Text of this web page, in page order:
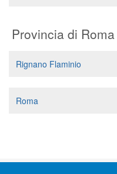
Provincia di Roma
Rignano Flaminio
Roma